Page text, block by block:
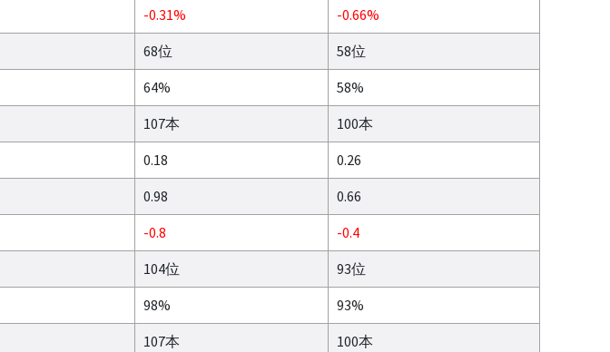
-0.31%
-0.66%
68位
58位
64%
58%
107本
100本
0.18
0.26
0.98
0.66
-0.8
-0.4
104位
93位
98%
93%
107本 100本